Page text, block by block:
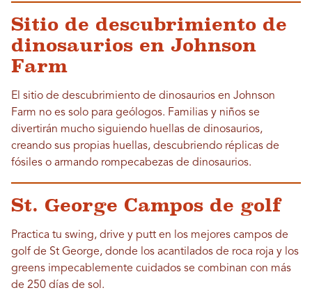
Sitio de descubrimiento de
dinosaurios en Johnson
Farm
El sitio de descubrimiento de dinosaurios en Johnson
Farm no es solo para geólogos. Familias y niños se
divertirán mucho siguiendo huellas de dinosaurios,
creando sus propias huellas, descubriendo réplicas de
fósiles o armando rompecabezas de dinosaurios.
St. George Campos de golf
Practica tu swing, drive y putt en los mejores campos de
golf de St George, donde los acantilados de roca roja y los
greens impecablemente cuidados se combinan con más
de 250 días de sol.